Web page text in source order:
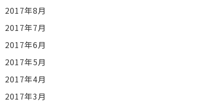
2017年8月
2017年7月
2017年6月
2017年5月
2017年4月
2017年3月